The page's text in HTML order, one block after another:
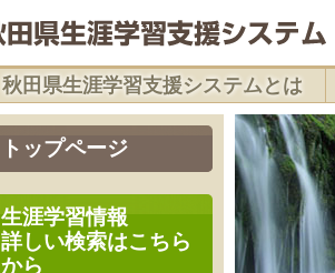
秋田県生涯学習支援システムとは
トップページ
生涯学習情報
詳しい検索はこちら
から